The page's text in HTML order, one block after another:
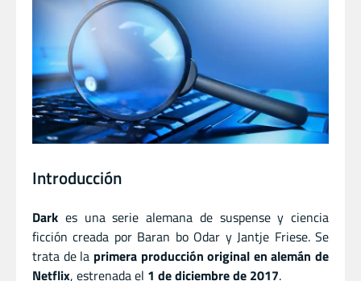
Introducción
Dark es una serie alemana de suspense y ciencia
ficción creada por Baran bo Odar yJantje Friese. Se
trata de la primera producción original en alemán de
Netflix, estrenada el 1 de diciembre de 2017.